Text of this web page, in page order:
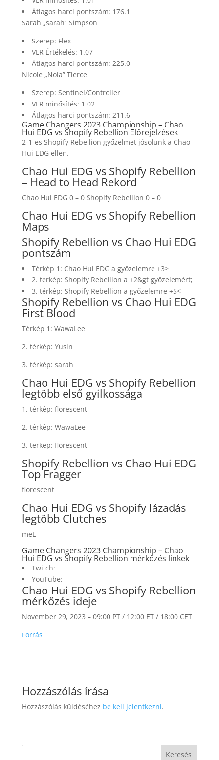
Átlagos harci pontszám: 176.1
Sarah „sarah” Simpson
Szerep: Flex
VLR Értékelés: 1.07
Átlagos harci pontszám: 225.0
Nicole „Noia” Tierce
Szerep: Sentinel/Controller
VLR minősítés: 1.02
Átlagos harci pontszám: 211.6
Game Changers 2023 Championship – Chao
Hui EDG vs Shopify Rebellion Előrejelzések
2-1-es Shopify Rebellion győzelmet jósolunk a Chao
Hui EDG ellen.
Chao Hui EDG vs Shopify Rebellion
– Head to Head Rekord
Chao Hui EDG 0 – 0 Shopify Rebellion 0 – 0
Chao Hui EDG vs Shopify Rebellion
Maps
Shopify Rebellion vs Chao Hui EDG
pontszám
Térkép 1: Chao Hui EDG a győzelemre +3>
2. térkép: Shopify Rebellion a +2&gt győzelemért;
3. térkép: Shopify Rebellion a győzelemre +5<
Shopify Rebellion vs Chao Hui EDG
First Blood
Térkép 1: WawaLee
2. térkép: Yusin
3. térkép: sarah
Chao Hui EDG vs Shopify Rebellion
legtöbb első gyilkossága
1. térkép: florescent
2. térkép: WawaLee
3. térkép: florescent
Shopify Rebellion vs Chao Hui EDG
Top Fragger
florescent
Chao Hui EDG vs Shopify lázadás
legtöbb Clutches
meL
Game Changers 2023 Championship – Chao
Hui EDG vs Shopify Rebellion mérkőzés linkek
Twitch:
YouTube:
Chao Hui EDG vs Shopify Rebellion
mérkőzés ideje
November 29, 2023 – 09:00 PT / 12:00 ET / 18:00 CET
Forrás
Hozzászólás írása
Hozzászólás küldéséhez be kell jelentkezni.
Keresés